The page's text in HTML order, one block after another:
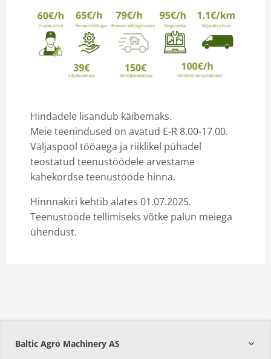
Hindadele lisandub käibemaks.
Meie teenindused on avatud E-R 8.00-17.00.
Väljaspool tööaega ja riiklikel pühadel
teostatud teenustöödele arvestame
kahekordse teenustööde hinna.
Hinnnakiri kehtib alates 01.07.2025.
Teenustööde tellimiseks võtke palun meiega
ühendust.
Baltic Agro Machinery AS